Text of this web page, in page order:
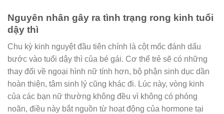
Nguyên nhân gây ra tình trạng rong kinh tuổi
dậy thì
Chu kỳ kinh nguyệt đầu tiên chính là cột mốc đánh dấu
bước vào tuổi dậy thì của bé gái. Cơ thể trẻ sẽ có những
thay đổi về ngoại hình nữ tính hơn, bộ phận sinh dục dần
hoàn thiện, tâm sinh lý cũng khác đi. Lúc này, vòng kinh
của các bạn nữ thường không đều vì không có phóng
noãn, điều này bắt nguồn từ hoạt động của hormone tại